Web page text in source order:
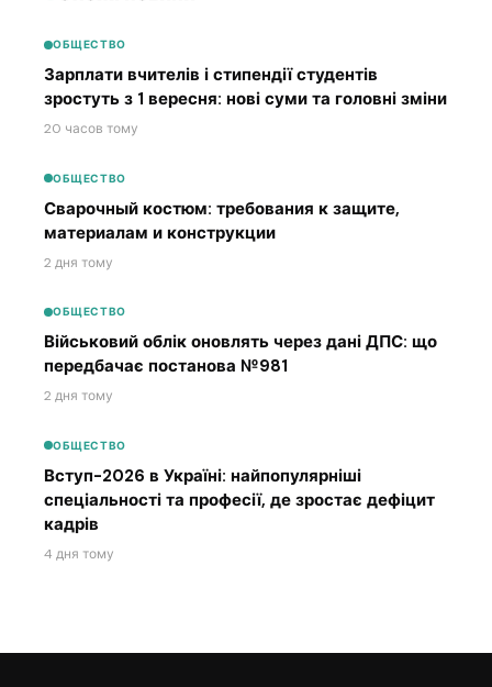
ОБЩЕСТВО
Зарплати вчителів і стипендії студентів
зростуть з 1 вересня: нові суми та головні зміни
20 часов тому
ОБЩЕСТВО
Сварочный костюм: требования к защите,
материалам и конструкции
2 дня тому
ОБЩЕСТВО
Військовий облік оновлять через дані ДПС: що
передбачає постанова №981
2 дня тому
ОБЩЕСТВО
Вступ-2026 в Україні: найпопулярніші
спеціальності та професії, де зростає дефіцит
кадрів
4 дня тому